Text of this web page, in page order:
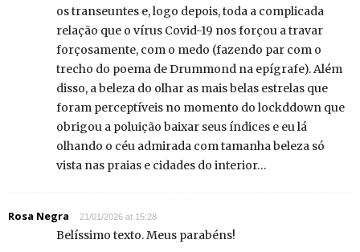
os transeuntes e, logo depois, toda a complicada
relação que o vírus Covid-19 nos forçou a travar
forçosamente, com o medo (fazendo par com o
trecho do poema de Drummond na epígrafe). Além
disso, a beleza do olhar as mais belas estrelas que
foram perceptíveis no momento do lockddown que
obrigou a poluição baixar seus índices e eu lá
olhando o céu admirada com tamanha beleza só
vista nas praias e cidades do interior…
Rosa Negra 21/01/2026 at 15:28
Belíssimo texto. Meus parabéns!